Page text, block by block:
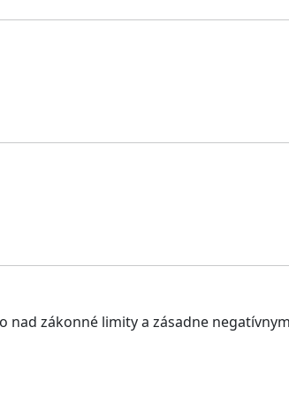
nad zákonné limity a zásadne